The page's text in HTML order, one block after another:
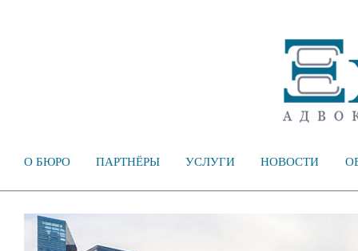
О БЮРО ПАРТНЁРЫ УСЛУГИ НОВОСТИ